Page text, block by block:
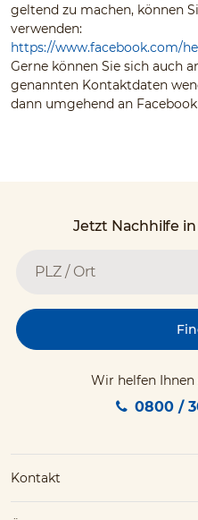
geltend zu machen, können
verwenden:
https://www.facebook.com/
Gerne können Sie sich auch
genannten Kontaktdaten
dann umgehend an
Jetzt Nachhilfe
Wir helfen
0800 /
Kontakt